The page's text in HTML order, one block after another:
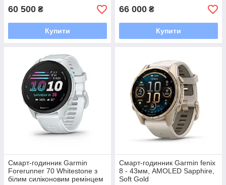
60 500 ₴
Купити
66 000 ₴
Купити
Смарт-годинник Garmin
Forerunner 70 Whitestone з
білим силіконовим ремінцем
Смарт-годинник Garmin fenix
8 - 43мм, AMOLED Sapphire,
Soft Gold